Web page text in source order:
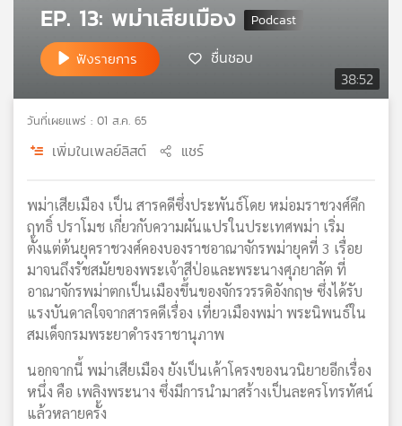
เกี่ยว
เรา
วิทยุ
ไทย
เอส
วิทยุ
เครือ
ข่าย
38:52
EP. 13: พม่าเสียเมือง
ฟังรายการ ชื่นชอบ
วันที่เผยแพร่ : 01 ส.ค. 65
เพิ่มในเพลย์ลิสต์ แชร์
พม่าเสียเมือง เป็น สารคดีซึ่งประพันธ์โดย หม่อมราชวงศ์คึก
ฤทธิ์ ปราโมช เกี่ยวกับความผันแปรในประเทศพม่า เริ่ม
ตั้งแต่ต้นยุคราชวงศ์คองบองราชอาณาจักรพม่ายุคที่ 3 เรื่อย
มาจนถึงรัชสมัยของพระเจ้าสีป่อและพระนางศุภยาลัต ที่
อาณาจักรพม่าตกเป็นเมืองขึ้นของจักรวรรดิอังกฤษ ซึ่งได้รับ
แรงบันดาลใจจากสารคดีเรื่อง เที่ยวเมืองพม่า พระนิพนธ์ใน
สมเด็จกรมพระยาดำรงราชานุภาพ
นอกจากนี้ พม่าเสียเมือง ยังเป็นเค้าโครงของนวนิยายอีกเรื่อง
หนึ่ง คือ เพลิงพระนาง ซึ่งมีการนำมาสร้างเป็นละครโทรทัศน์
แล้วหลายครั้ง